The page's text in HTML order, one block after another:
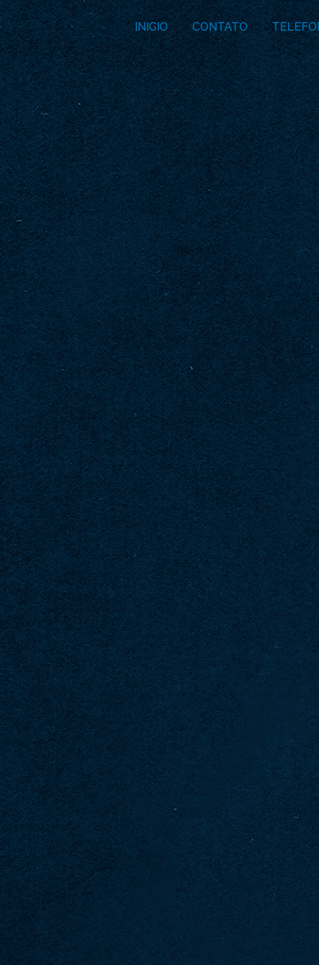
INICIO CONTATO